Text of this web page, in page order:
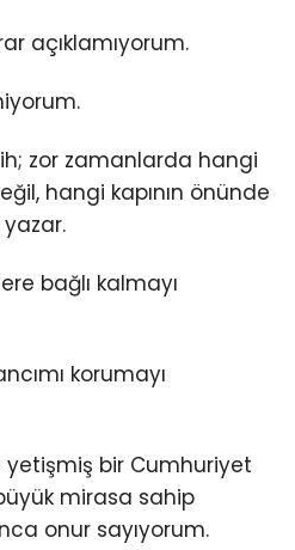
açıklamıyorum.
zor zamanlarda hangi
hangi kapının önünde
bağlı kalmayı
korumayı
yetişmiş bir Cumhuriyet
mirasa sahip
onur sayıyorum.